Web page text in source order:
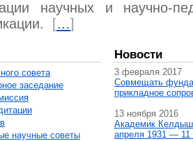
научных и научно-
[…]
совета
заседание
научные советы
Новости
3 февраля 2017
Совмещать
прикладное
13 ноября 2016
Академик
апреля 1931 — 11